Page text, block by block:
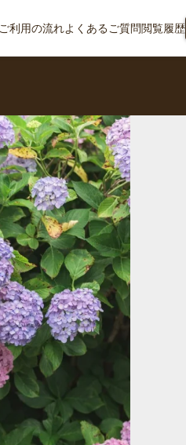
利用の流れよくあるご質問閲覧履歴